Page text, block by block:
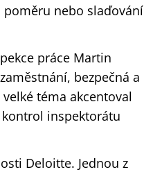
nebo slaďování
práce Martin
bezpečná a
téma akcentoval
inspektorátu
Deloitte. Jednou z